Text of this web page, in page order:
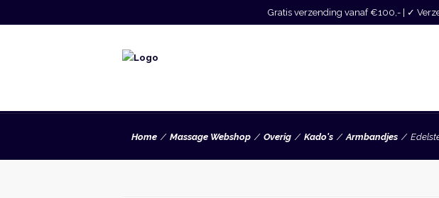
Gratis verzending vanaf €100,- | ✓
Home Massage Webshop Overig Kado's Armbandjes